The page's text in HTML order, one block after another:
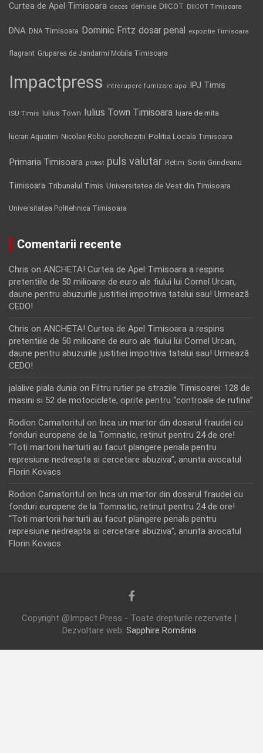
Curtea de Apel Timisoara deces demisie DIICOT DIICOT Timisoara
DNA DNA Timisoara Dominic Fritz dosar penal expozitie Timisoara
flagrant Gruparea de Jandarmi Mobila Timisoara
Impactpress intrerupere furnizare apa IPJ Timis
ISU Timis Iulius Town Iulius Town Timisoara luare de mita
lucrari Aquatim Nicolae Robu perchezitii Politia Locala Timisoara
Primaria Timisoara protest puls valutar Retim Sorin Grindeanu
Timisoara Tribunalul Timis Universitatea de Vest din Timisoara
Universitatea Politehnica Timisoara
Comentarii recente
Chris on ANCHETA! Curtea de Apel Timisoara a respins
pretentiile de 50 milioane de euro ale fiului lui Cornel Urcan,
daune pentru abuzurile justitiei impotriva tatalui sau! Urmează
CEDO!
Chris on ANCHETA! Curtea de Apel Timisoara a respins
pretentiile de 50 milioane de euro ale fiului lui Cornel Urcan,
daune pentru abuzurile justitiei impotriva tatalui sau! Urmează
CEDO!
jalalive piala dunia on Filtru rutier pe strazile Timisoarei: 128 de
masini si 52 de motociclete, oprite pentru “controale de rutina”
Rodion Camatoritul on Inca un martor din dosarul fraudei cu
fonduri europene de la Tomnatic, retinut pentru 24 de ore!
“Toti martorii hartuiti au facut plangere penala pentru
represiune nedreapta si cercetare abuziva”, anunta avocatul
Florin Kovacs
Rodion Camatoritul on Inca un martor din dosarul fraudei cu
fonduri europene de la Tomnatic, retinut pentru 24 de ore!
“Toti martorii hartuiti au facut plangere penala pentru
represiune nedreapta si cercetare abuziva”, anunta avocatul
Florin Kovacs
Copyright @Impact Press - Toate drepturile rezervate |
Dezvoltare web: Sapphire România